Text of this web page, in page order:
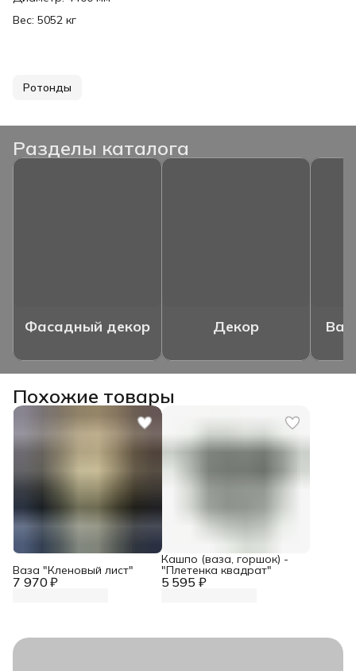
Вес: 5052 кг
Ротонды
Разделы каталога
Фасадный декор Декор
Похожие товары
7 970 ₽
Ваза "Кленовый лист"
5 595 ₽
Кашпо (ваза, горшок) -
"Плетенка квадрат"